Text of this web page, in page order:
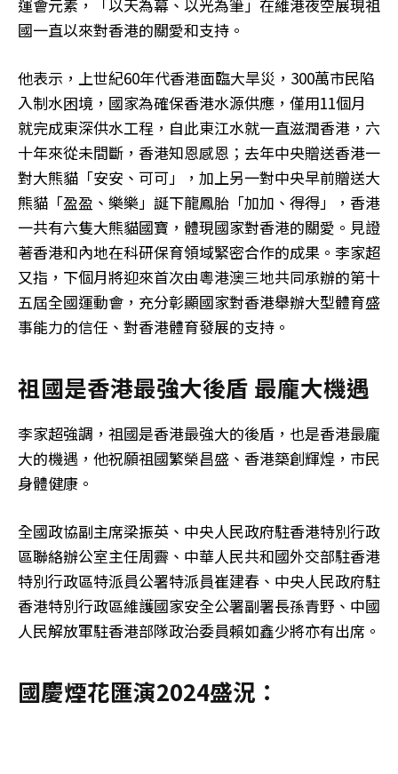
運會元素，「以天為幕、以光為筆」在維港夜空展現祖
國一直以來對香港的關愛和支持。
他表示，上世紀60年代香港面臨大旱災，300萬市民陷
入制水困境，國家為確保香港水源供應，僅用11個月
就完成東深供水工程，自此東江水就一直滋潤香港，六
十年來從未間斷，香港知恩感恩；去年中央贈送香港一
對大熊貓「安安、可可」，加上另一對中央早前贈送大
熊貓「盈盈、樂樂」誕下龍鳳胎「加加、得得」，香港
一共有六隻大熊貓國寶，體現國家對香港的關愛。見證
著香港和內地在科研保育領域緊密合作的成果。李家超
又指，下個月將迎來首次由粵港澳三地共同承辦的第十
五屆全國運動會，充分彰顯國家對香港舉辦大型體育盛
事能力的信任、對香港體育發展的支持。
祖國是香港最強大後盾 最龐大機遇
李家超強調，祖國是香港最強大的後盾，也是香港最龐
大的機遇，他祝願祖國繁榮昌盛、香港築創輝煌，市民
身體健康。
全國政協副主席梁振英、中央人民政府駐香港特別行政
區聯絡辦公室主任周霽、中華人民共和國外交部駐香港
特別行政區特派員公署特派員崔建春、中央人民政府駐
香港特別行政區維護國家安全公署副署長孫青野、中國
人民解放軍駐香港部隊政治委員賴如鑫少將亦有出席。
國慶煙花匯演2024盛況：